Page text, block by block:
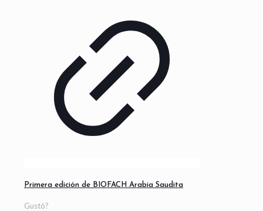
Primera edición de BIOFACH Arabia Saudita
Gustó?